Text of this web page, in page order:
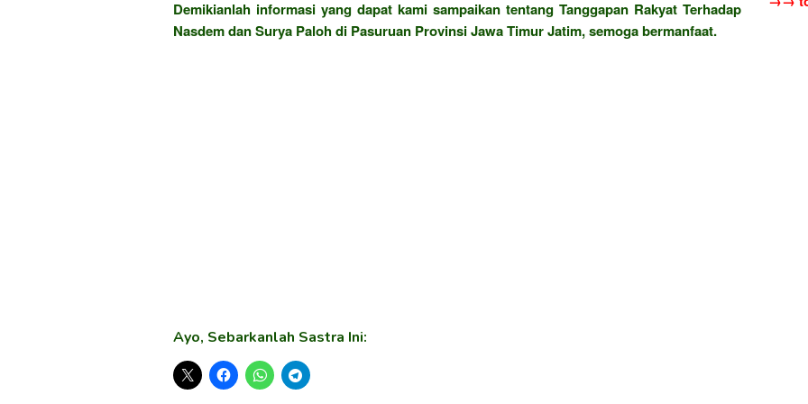
Demikianlah informasi yang dapat kami sampaikan tentang Tanggapan Rakyat Terhadap
Nasdem dan Surya Paloh di Pasuruan Provinsi Jawa Timur Jatim, semoga bermanfaat.
Ayo, Sebarkanlah Sastra Ini: